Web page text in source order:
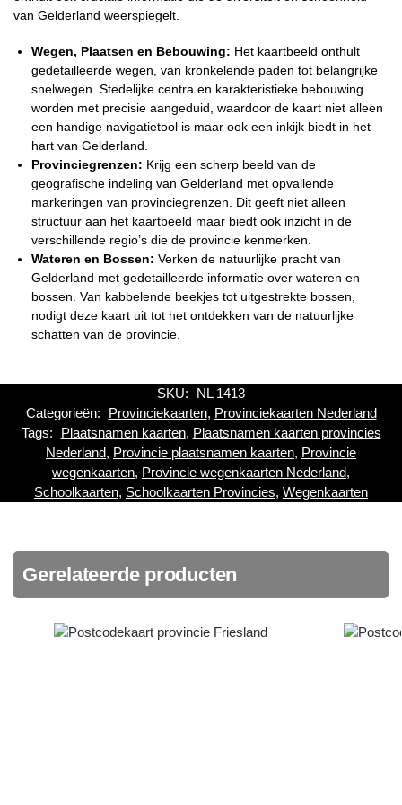
van Gelderland weerspiegelt.
Wegen, Plaatsen en Bebouwing: Het kaartbeeld onthult
gedetailleerde wegen, van kronkelende paden tot belangrijke
snelwegen. Stedelijke centra en karakteristieke bebouwing
worden met precisie aangeduid, waardoor de kaart niet alleen
een handige navigatietool is maar ook een inkijk biedt in het
hart van Gelderland.
Provinciegrenzen: Krijg een scherp beeld van de
geografische indeling van Gelderland met opvallende
markeringen van provinciegrenzen. Dit geeft niet alleen
structuur aan het kaartbeeld maar biedt ook inzicht in de
verschillende regio’s die de provincie kenmerken.
Wateren en Bossen: Verken de natuurlijke pracht van
Gelderland met gedetailleerde informatie over wateren en
bossen. Van kabbelende beekjes tot uitgestrekte bossen,
nodigt deze kaart uit tot het ontdekken van de natuurlijke
schatten van de provincie.
SKU:
NL 1413
Categorieën:
Provinciekaarten, Provinciekaarten Nederland
Tags:
Plaatsnamen kaarten, Plaatsnamen kaarten provincies
Nederland, Provincie plaatsnamen kaarten, Provincie
wegenkaarten, Provincie wegenkaarten Nederland,
Schoolkaarten, Schoolkaarten Provincies, Wegenkaarten
Gerelateerde producten